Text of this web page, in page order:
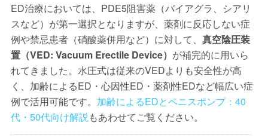
ED治療においては、PDE5阻害薬（バイアグラ、シアリ
スなど）が第一選択となりますが、薬剤に反応しない症
例や禁忌患者（硝酸薬併用など）に対して、真空陰圧装
置（VED: Vacuum Erectile Device） が補完的に用いら
れてきました。水圧式は従来のVEDよりも安全性が高
く、加齢によるED・心因性ED・薬剤性EDなど幅広い症
例で活用可能です。 加齢によるEDとペニスポンプ：40
代・50代向け解説もあわせてご覧ください。